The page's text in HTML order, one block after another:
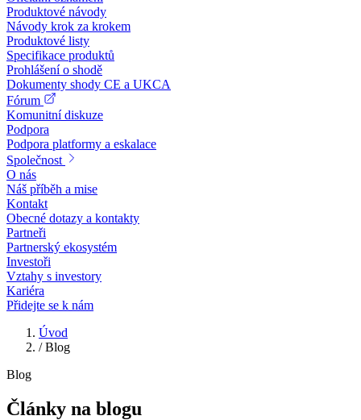
Produktové návody
Návody krok za krokem
Produktové listy
Specifikace produktů
Prohlášení o shodě
Dokumenty shody CE a UKCA
Fórum
Komunitní diskuze
Podpora
Podpora platformy a eskalace
Společnost
O nás
Náš příběh a mise
Kontakt
Obecné dotazy a kontakty
Partneři
Partnerský ekosystém
Investoři
Vztahy s investory
Kariéra
Přidejte se k nám
Úvod
/ Blog
Blog
Články na blogu